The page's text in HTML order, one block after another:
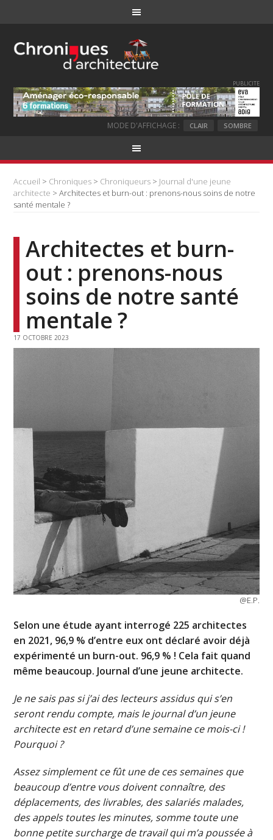
PUBLICITE
MODE D'AFFICHAGE : CLAIR SOMBRE
Accueil > Chroniques > Chroniqueurs > Journal d'une jeune
architecte > Architectes et burn-out : prenons-nous soins de notre
santé mentale ?
Architectes et burn-
out : prenons-nous
soins de notre santé
mentale ?
17 OCTOBRE 2023
@E.P.
Selon une étude ayant interrogé 225 architectes
en 2021, 96,9 % d’entre eux ont déclaré avoir déjà
expérimenté un burn-out. 96,9 % ! Cela fait quand
même beaucoup. Journal d’une jeune architecte.
Je ne sais pas si j’ai des lecteurs assidus qui s’en
seront rendu compte, mais le journal d’un jeune
architecte est en retard d’une semaine ce mois-ci !
Pourquoi ?
Assez simplement ce fût une de ces semaines que
beaucoup d’entre vous doivent connaître, des
déplacements, des livrables, des salariés malades,
des appels toutes les minutes, somme toute une
bonne petite surcharge de travail qui m’a poussée à